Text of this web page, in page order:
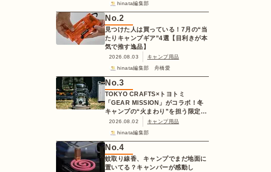
hinata編集部
No.2
見つけた人は買っている！7月の“当
たりキャンプギア”4選【目利きが本
気で推す逸品】
2026.08.03
キャンプ用品
hinata編集部 舟橋愛
No.3
TOKYO CRAFTS×トヨトミ
「GEAR MISSION」がコラボ！冬
キャンプの“火まわり”を担う限定
K3クッキングストーブが登場
2026.08.02
キャンプ用品
hinata編集部
No.4
蚊取り線香、キャンプでまだ地面に
置いてる？キャンパーが感動し